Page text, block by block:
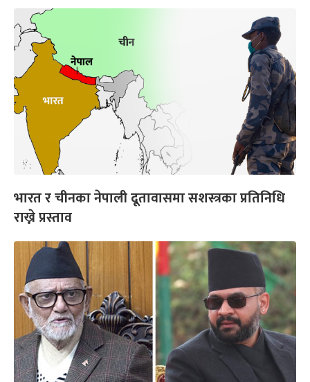
भारत र चीनका नेपाली दूतावासमा सशस्त्रका प्रतिनिधि
राख्ने प्रस्ताव